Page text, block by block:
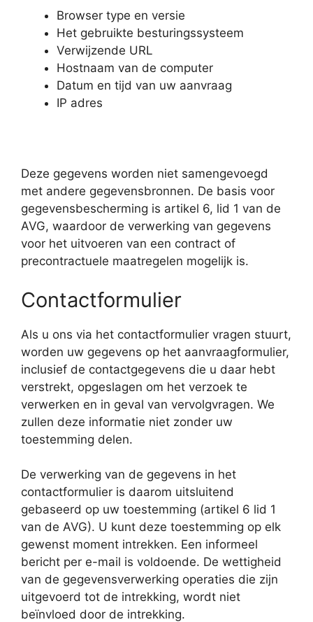
Browser type en versie
Het gebruikte besturingssysteem
Verwijzende URL
Hostnaam van de computer
Datum en tijd van uw aanvraag
IP adres
Deze gegevens worden niet samengevoegd
met andere gegevensbronnen. De basis voor
gegevensbescherming is artikel 6, lid 1 van de
AVG, waardoor de verwerking van gegevens
voor het uitvoeren van een contract of
precontractuele maatregelen mogelijk is.
Contactformulier
Als u ons via het contactformulier vragen stuurt,
worden uw gegevens op het aanvraagformulier,
inclusief de contactgegevens die u daar hebt
verstrekt, opgeslagen om het verzoek te
verwerken en in geval van vervolgvragen. We
zullen deze informatie niet zonder uw
toestemming delen.
De verwerking van de gegevens in het
contactformulier is daarom uitsluitend
gebaseerd op uw toestemming (artikel 6 lid 1
van de AVG). U kunt deze toestemming op elk
gewenst moment intrekken. Een informeel
bericht per e-mail is voldoende. De wettigheid
van de gegevensverwerking operaties die zijn
uitgevoerd tot de intrekking, wordt niet
beïnvloed door de intrekking.